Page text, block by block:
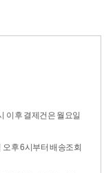
이후 결제건은 월요일
오후 6시부터 배송조회